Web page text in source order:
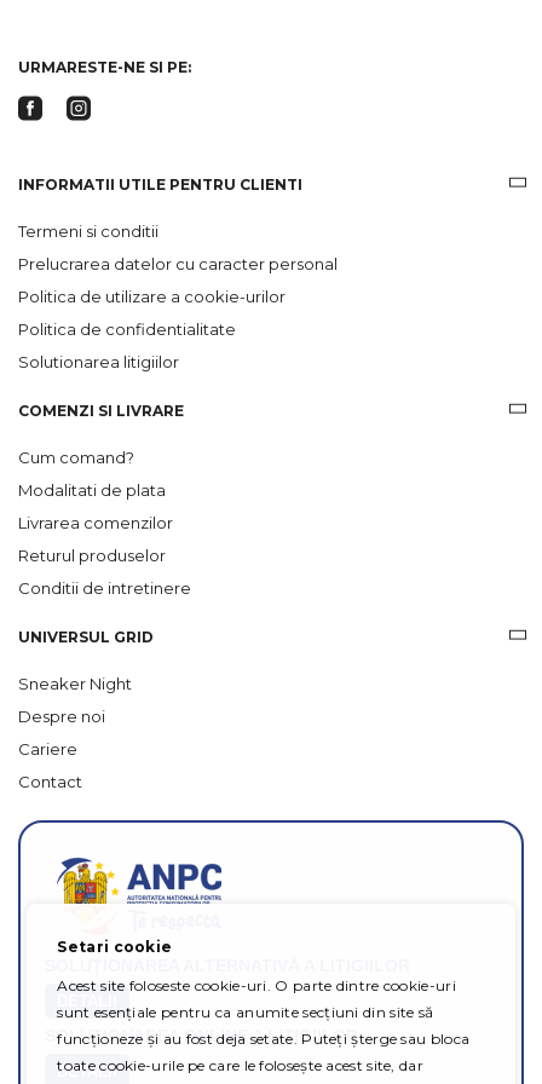
URMARESTE-NE SI PE:
INFORMATII UTILE PENTRU CLIENTI
Termeni si conditii
Prelucrarea datelor cu caracter personal
Politica de utilizare a cookie-urilor
Politica de confidentialitate
Solutionarea litigiilor
COMENZI SI LIVRARE
Cum comand?
Modalitati de plata
Livrarea comenzilor
Returul produselor
Conditii de intretinere
UNIVERSUL GRID
Sneaker Night
Despre noi
Cariere
Contact
SOLUȚIONAREA ONLINE A LITIGIILOR
DETALII
Setari cookie
Acest site foloseste cookie-uri. O parte dintre cookie-uri
sunt esențiale pentru ca anumite secțiuni din site să
funcționeze și au fost deja setate. Puteți șterge sau bloca
toate cookie-urile pe care le folosește acest site, dar